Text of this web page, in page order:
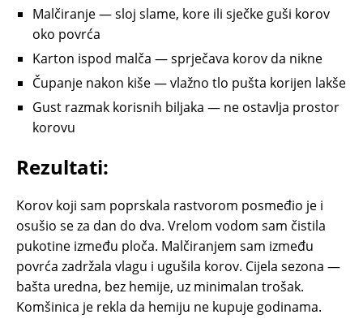
Malčiranje — sloj slame, kore ili sječke guši korov
oko povrća
Karton ispod malča — sprječava korov da nikne
Čupanje nakon kiše — vlažno tlo pušta korijen lakše
Gust razmak korisnih biljaka — ne ostavlja prostor
korovu
Rezultati:
Korov koji sam poprskala rastvorom posmeđio je i
osušio se za dan do dva. Vrelom vodom sam čistila
pukotine između ploča. Malčiranjem sam između
povrća zadržala vlagu i ugušila korov. Cijela sezona —
bašta uredna, bez hemije, uz minimalan trošak.
Komšinica je rekla da hemiju ne kupuje godinama.